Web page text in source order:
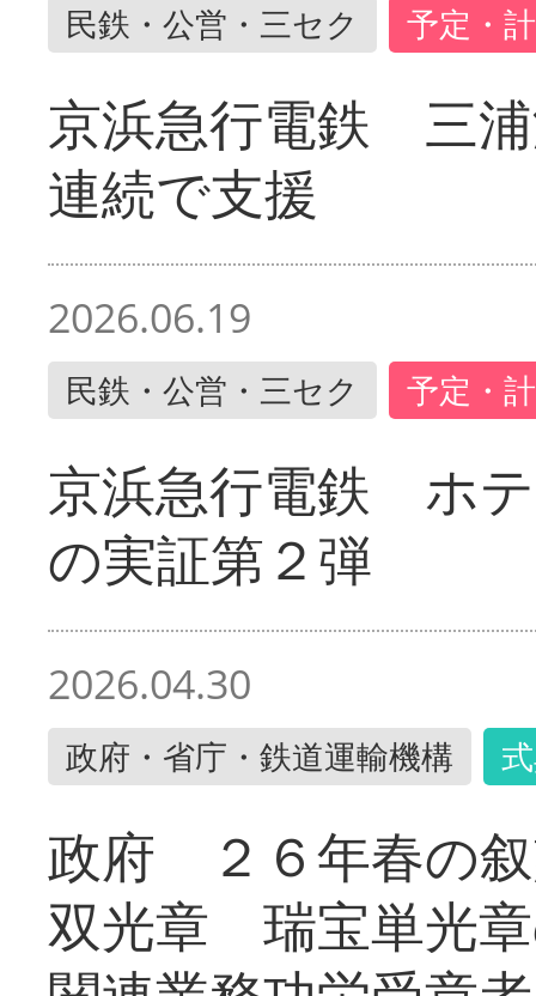
民鉄・公営・三セク 予定・
京浜急行電鉄 三
連続で支援
2026.06.19
民鉄・公営・三セク 予定・
京浜急行電鉄 ホ
の実証第２弾
2026.04.30
政府・省庁・鉄道運輸機構
政府 ２６年春の
双光章 瑞宝単光